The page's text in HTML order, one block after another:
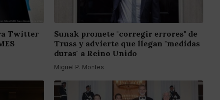
Twitter
Sunak promete "corregir errores" de
Truss y advierte que llegan "medidas
duras" a Reino Unido
Miguel P. Montes